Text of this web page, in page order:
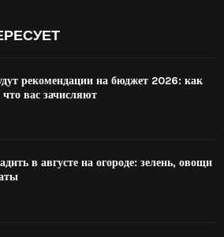
рекомендации на бюджет 2026: как
вас зачисляют
в августе на огороде: зелень, овощи